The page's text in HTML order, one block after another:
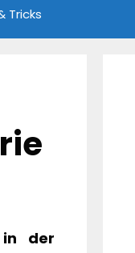
Tricks
in der